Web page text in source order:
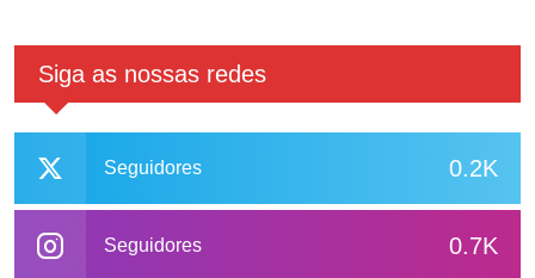
Siga as nossas redes
0.2K
Seguidores
0.7K
Seguidores